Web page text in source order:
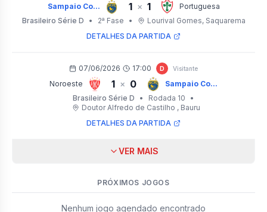
Sampaio Co... 1 × 1
Portuguesa
Brasileiro Série D
• 2ª Fase • Lourival Gomes, Saquarema
DETALHES DA PARTIDA
07/06/2026 17:00 D Visitante
Noroeste 1 × 0
Sampaio Co...
Brasileiro Série D
• Rodada 10
•
Doutor Alfredo de Castilho , Bauru
DETALHES DA PARTIDA
VER MAIS
PRÓXIMOS JOGOS
Nenhum jogo agendado encontrado